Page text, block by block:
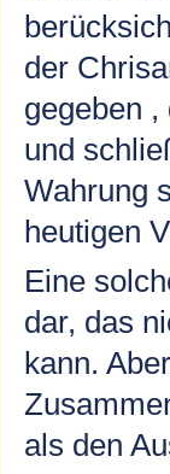
der
gegeben
und
Wahrung
heutigen
Eine
dar, das
kann.
als den